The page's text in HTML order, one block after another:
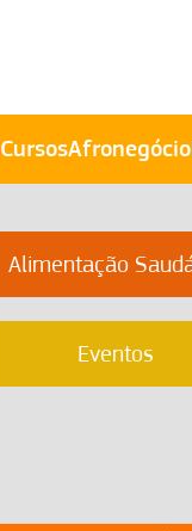
CursosAfronegócio
Alimentação
Eventos